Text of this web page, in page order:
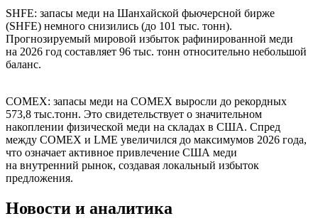
SHFE: запасы меди на Шанхайской фьючерсной бирже
(SHFE) немного снизились (до 101 тыс. тонн).
Прогнозируемый мировой избыток рафинированной меди
на 2026 год составляет 96 тыс. тонн относительно небольшой
баланс.
COMEX: запасы меди на COMEX выросли до рекордных
573,8 тыс.тонн. Это свидетельствует о значительном
накоплении физической меди на складах в США. Спред
между COMEX и LME увеличился до максимумов 2026 года,
что означает активное привлечение США меди
на внутренний рынок, создавая локальный избыток
предложения.
Новости и аналитика